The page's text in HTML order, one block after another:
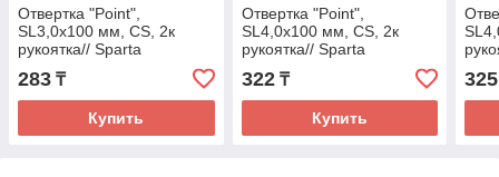
Отвертка "Point",
SL3,0х100 мм, CS, 2к
рукоятка// Sparta
283 ₸
Купить
Отвертка "Point",
SL4,0х100 мм, CS, 2к
рукоятка// Sparta
322₸
Купить
325